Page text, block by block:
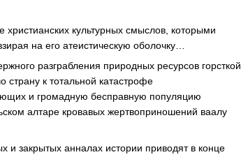
культурных смыслов, которыми
на его атеистическую оболочку…
разграбления природных ресурсов горсткой
к тотальной катастрофе
и громадную бесправную популяцию
алтаре кровавых жертвоприношений ваалу
и закрытых анналах истории приводят в конце